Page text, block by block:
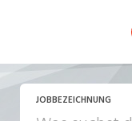
JOBBEZEICHNUNG